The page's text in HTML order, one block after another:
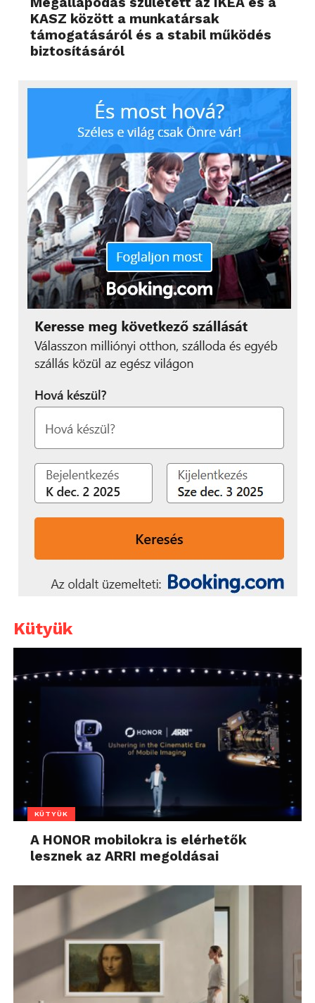
KASZ között a munkatársak
támogatásáról és a stabil működés
biztosításáról
Kütyük
KÜTYÜK
A HONOR mobilokra is elérhetők
lesznek az ARRI megoldásai